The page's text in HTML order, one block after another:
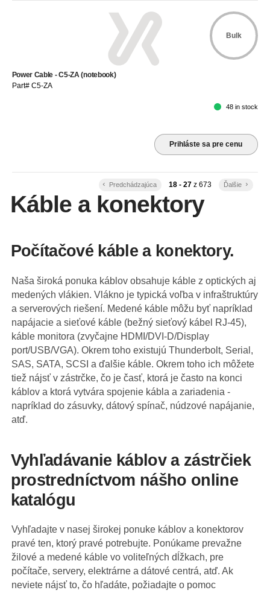
Bulk
Power Cable - C5-ZA (notebook)
Part# C5-ZA
48 in stock
Prihláste sa pre cenu
keyboard_arrow_left Predchádzajúca 18 - 27z 673 Ďalšie keyboard_arrow_right
Káble a konektory
Počítačové káble a konektory.
Naša široká ponuka káblov obsahuje káble z optických aj
medených vlákien. Vlákno je typická voľba v infraštruktúry
a serverových riešení. Medené káble môžu byť napríklad
napájacie a sieťové káble (bežný sieťový kábel RJ-45),
káble monitora (zvyčajne HDMI/DVI-D/Display
port/USB/VGA). Okrem toho existujú Thunderbolt, Serial,
SAS, SATA, SCSI a ďalšie káble. Okrem toho ich môžete
tiež nájsť v zástrčke, čo je časť, ktorá je často na konci
káblov a ktorá vytvára spojenie kábla a zariadenia -
napríklad do zásuvky, dátový spínač, núdzové napájanie,
atď.
Vyhľadávanie káblov a zástrčiek
prostredníctvom nášho online
katalógu
Vyhľadajte v nasej širokej ponuke káblov a konektorov
pravé ten, ktorý pravé potrebujte. Ponúkame prevažne
žilové a medené káble vo voliteľných dĺžkach, pre
počítače, servery, elektrárne a dátové centrá, atď. Ak
neviete nájsť to, čo hľadáte, požiadajte o pomoc